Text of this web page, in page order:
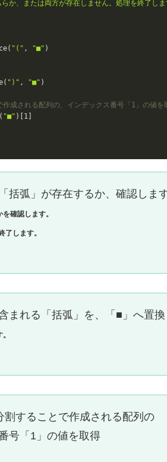
か、または両方が存在しません。処理を終了し
"(" , "■" )
")" , "■" )
成される配列の、インデックス番号「1」の値を
"■" )[ 1
括弧」が存在するか、確認しま
確認します。
します。
まれる「括弧」を、「■」へ置換
割することで作成される配列の
号「1」の値を取得